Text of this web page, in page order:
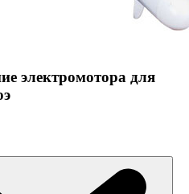
электромотора для